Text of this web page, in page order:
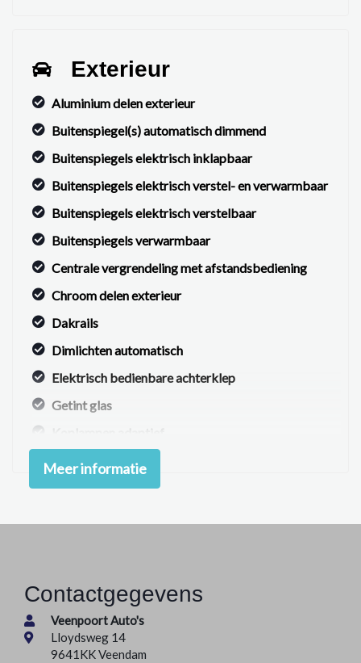
Exterieur
Aluminium delen exterieur
Buitenspiegel(s) automatisch dimmend
Buitenspiegels elektrisch inklapbaar
Buitenspiegels elektrisch verstel- en verwarmbaar
Buitenspiegels elektrisch verstelbaar
Buitenspiegels verwarmbaar
Centrale vergrendeling met afstandsbediening
Chroom delen exterieur
Dakrails
Dimlichten automatisch
Elektrisch bedienbare achterklep
Getint glas
Led achterlichten
Led dagrijverlichting
Parkeer assistent
Parkeersensor voor en achter
Trekhaak
Meer informatie
Contactgegevens
Veenpoort Auto's
Lloydsweg 14
9641KK Veendam